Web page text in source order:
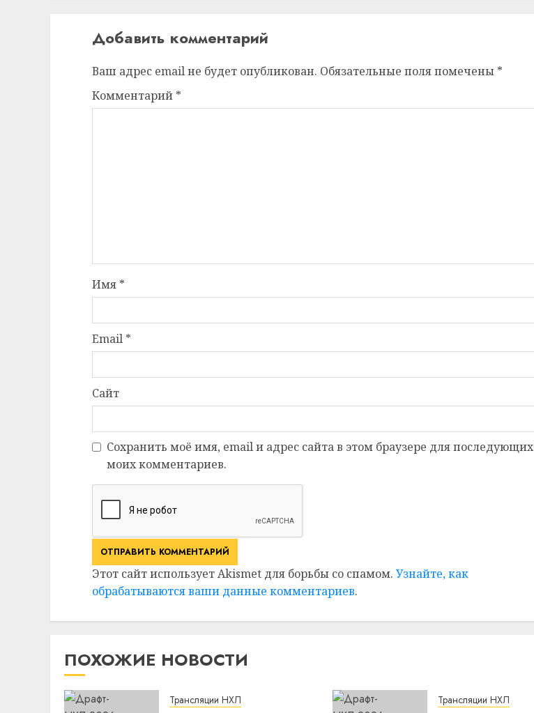
Добавить комментарий
Ваш адрес email не будет опубликован. Обязательные поля помечены *
Комментарий *
Имя *
Email *
Сайт
Сохранить моё имя, email и адрес сайта в этом браузере для последующих
моих комментариев.
Этот сайт использует Akismet для борьбы со спамом. Узнайте, как
обрабатываются ваши данные комментариев.
ПОХОЖИЕ НОВОСТИ
Трансляции НХЛ Трансляции НХЛ